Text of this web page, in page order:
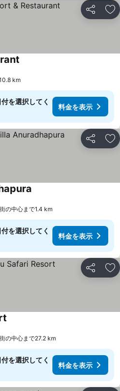
シェア お
km
を選択してく
料金を表示
シェア お
街の中心まで1.4 km
を選択してく
料金を表示
シェア お
街の中心まで27.2 km
を選択してく
料金を表示